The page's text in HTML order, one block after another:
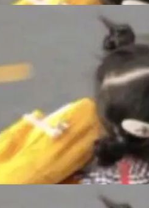
耗。 OpenCode
来自 Go...
NetBSD 10.1
2、PINE
了对 POSIX.1
容性。 compat
用的支持，包
POSIX 消息队
场景智慧营销平
面向游戏行业开
台在游戏领域的
户的全周期经
环、再到联运与
及面向全球市场
务商业化销售负
发者的核心诉求
是一套能够持续
AORU
家，技嘉X3D系
AORUS ELITE
打造的全新主板
延续技嘉在X3
为游戏玩家带来
AORUS ELI
与 AI 审
AI 写得不够
查排期从两天的